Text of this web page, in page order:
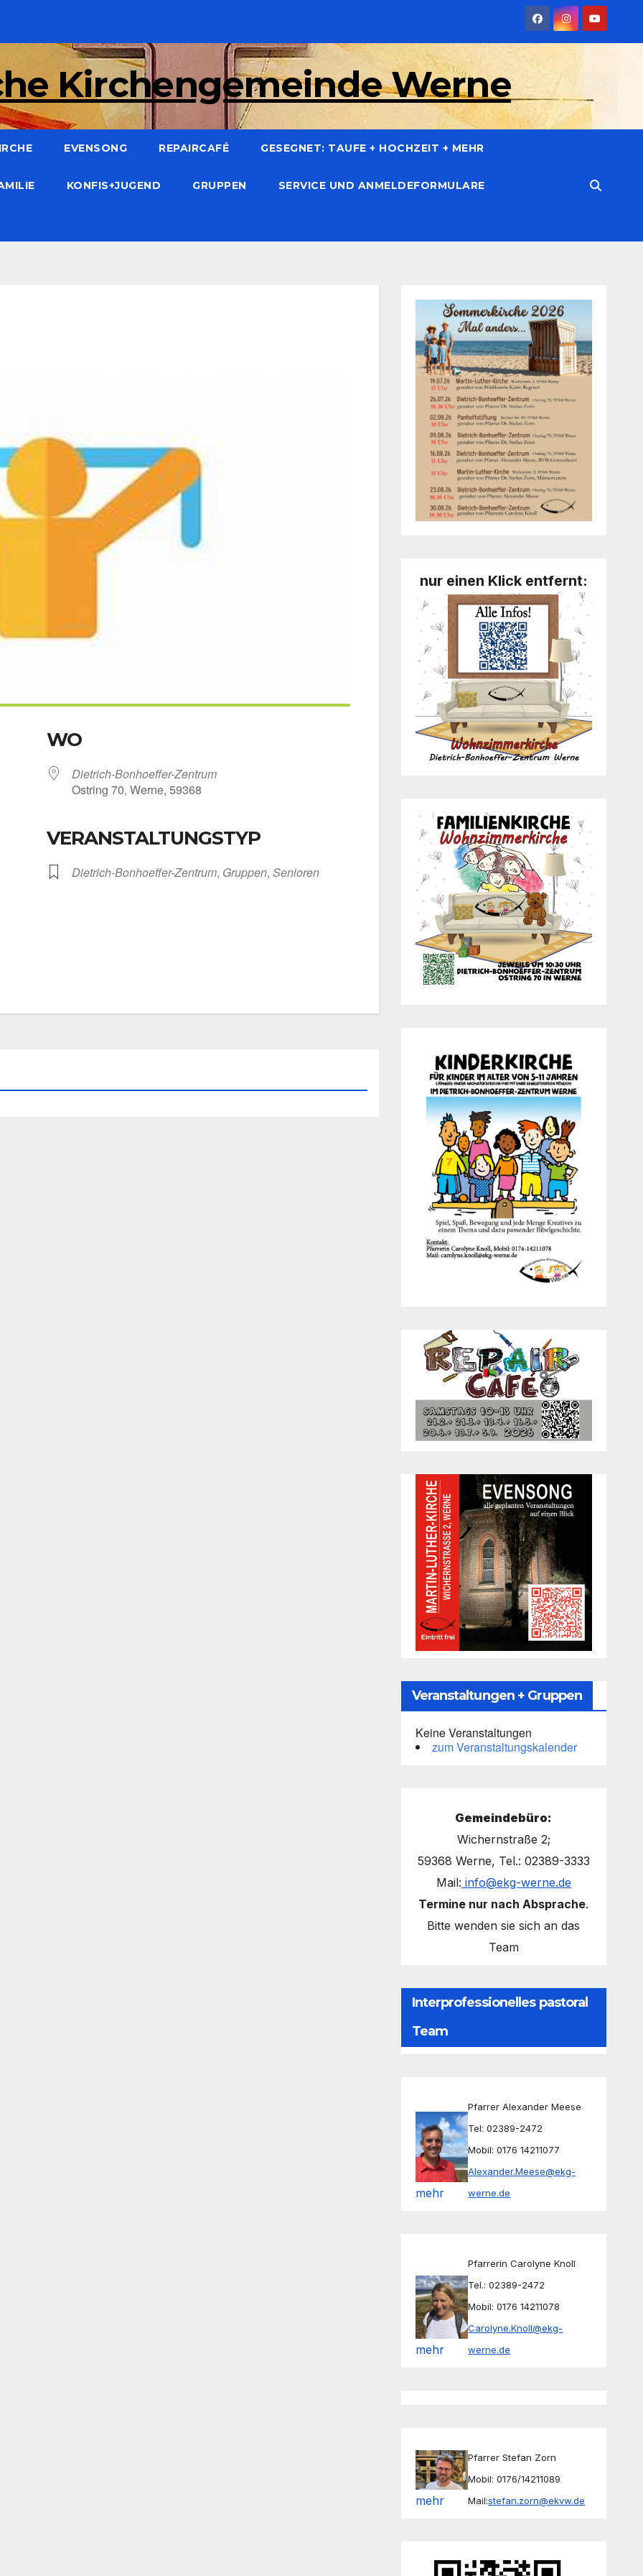
Kirchengemeinde Werne
EVENSONG REPAIRCAFÉ GESEGNET: TAUFE + HOCHZEIT + MEHR
KONFIS+JUGEND GRUPPEN SERVICE UND ANMELDEFORMULARE
Out­look Live
WO
Dietrich-Bonhoeffer-Zentrum
Ost­ring 70, Wer­ne, 59368
VERANSTALTUNGSTYP
Dietrich-Bonhoeffer-Zentrum, Grup­pen, Senio­ren
nur einen Klick entfernt:
Veranstaltungen + Gruppen
Keine Veranstaltungen
zum Veranstaltungskalender
Gemeindebüro:
Wichernstraße 2;
59368 Werne, Tel.: 02389-3333
Mail: info@ekg-werne.de
Termine nur nach Absprache.
Bitte wenden sie sich an das
Team
Interprofessionelles pastoral
Team
mehr
Pfarrer Alexander Meese
Tel: 02389-2472
Mobil: 0176 14211077
Alexander.Meese@ekg-
werne.de
mehr
Pfarrerin Carolyne Knoll
Tel.: 02389-2472
Mobil: 0176 14211078
Carolyne.Knoll@ekg-
werne.de
mehr
Pfarrer Stefan Zorn
Mobil: 0176/14211089
Mail:stefan.zorn@ekvw.de